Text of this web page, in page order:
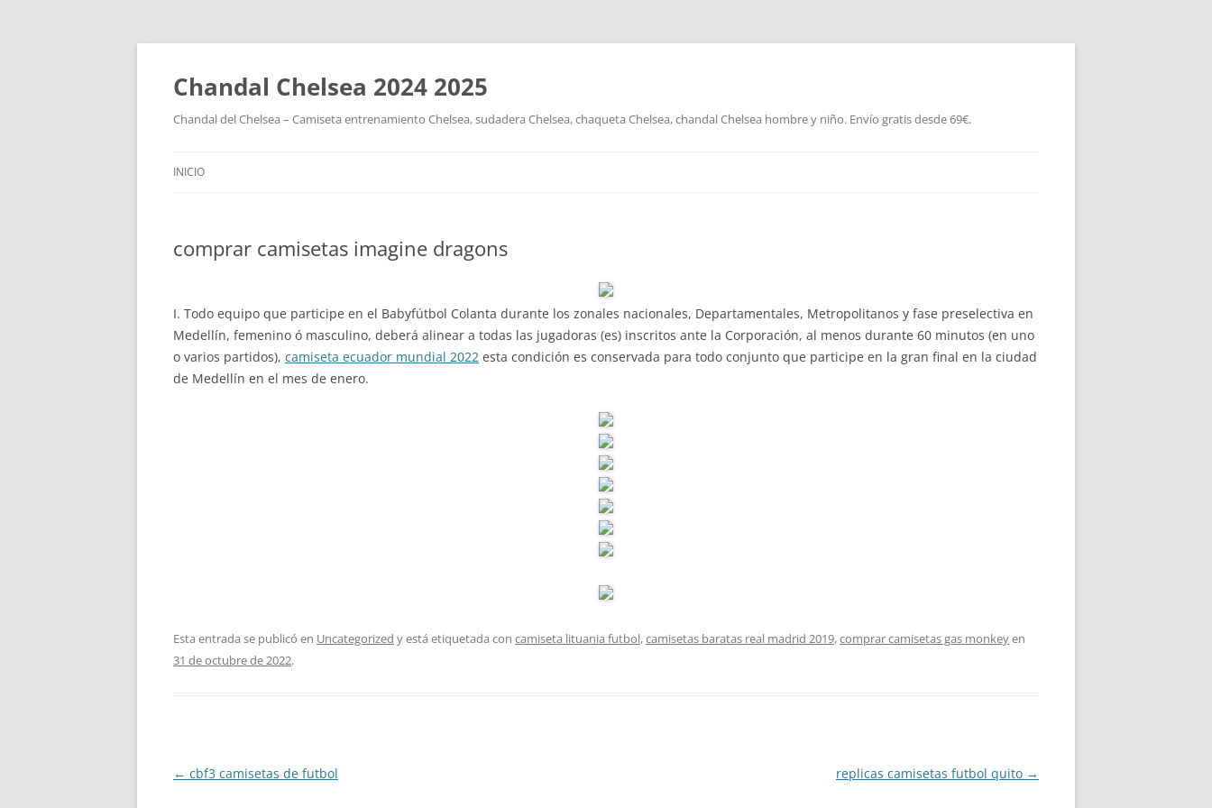
Chandal Chelsea 2024 2025
Chandal del Chelsea – Camiseta entrenamiento Chelsea, sudadera Chelsea, chaqueta Chelsea, chandal Chelsea hombre y niño. Envío gratis desde 69€.
INICIO
comprar camisetas imagine dragons
I. Todo equipo que participe en el Babyfútbol Colanta durante los zonales nacionales, Departamentales, Metropolitanos y fase preselectiva en
Medellín, femenino ó masculino, deberá alinear a todas las jugadoras (es) inscritos ante la Corporación, al menos durante 60 minutos (en uno
o varios partidos), camiseta ecuador mundial 2022 esta condición es conservada para todo conjunto que participe en la gran final en la ciudad
de Medellín en el mes de enero.
Esta entrada se publicó en Uncategorized y está etiquetada con camiseta lituania futbol,camisetas baratas real madrid 2019,comprar camisetas gas monkeyen
31 de octubre de 2022.
Navegación
← cbf3 camisetas de futbol replicas camisetas futbol quito →